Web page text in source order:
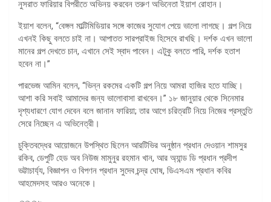
নুসরাত ফারিয়ার বিপরীতে অভিনয় করবেন তরুণ অভিনেতা ইয়াশ রোহান।
ইয়াশ বলেন, “বেঙ্গল মাল্টিমিডিয়ার সঙ্গে কাজের সুযোগ পেয়ে ভালো লাগছে। গল্প নিয়ে
এখনই কিছু বলতে চাই না। আপাতত সারপ্রাইজ হিসেবে রাখছি। দর্শক এখন ভালো
মানের গল্প দেখতে চান, এখানে সেই স্বাদ পাবেন। এটুকু বলতে পারি, দর্শক হতাশ
হবেন না।”
পারভেজ আমিন বলেন, “ভিন্ন রকমের একটি গল্প নিয়ে আমরা হাজির হতে যাচ্ছি।
আশা করি সবাই আমাদের জন্য ভালোবাসা রাখবেন।” ১৮ জানুয়ার থেকে সিনেমার
দৃশ্যধারণে যোগ দেবেন বলে জানান ফারিয়া; তার আগে চরিত্রটি নিয়ে নিজের প্রস্তুতি
সেরে নিচ্ছেন এ অভিনেত্রী।
চুক্তিবদ্ধের আয়োজনে উপস্থিত ছিলেন আরটিভির অনুষ্ঠান প্রধান দেওয়ান শামসুর
রকিব, ডেপুটি হেড অব নিউজ মামুনুর রহমান খান, আর অ্যান্ড ডি প্রধান প্রদীপ
ভট্টাচার্য্য, বিজ্ঞাপন ও বিপণন প্রধান সুদেব চন্দ্র ঘোষ, ডিএসএম প্রধান কবির
আহমেদসহ আরও অনেকে।